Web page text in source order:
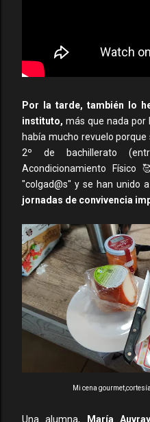
Por la tarde, también lo
instituto, más que nada por
había mucho revuelo
2º de bachillerato
Acondicionamiento Físico
"colgad@s" y se han unido
jornadas de convivencia
Mi cena
Una alumna, María Auvray